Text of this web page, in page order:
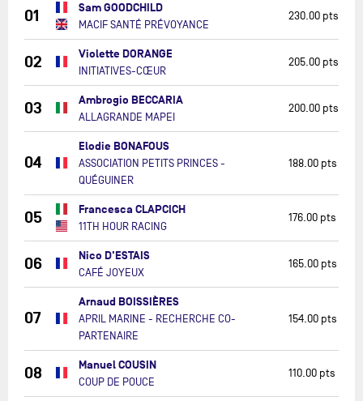
01 Sam GOODCHILD
MACIF SANTÉ PRÉVOYANCE
230.00 pts
02 Violette DORANGE
INITIATIVES-CŒUR
205.00 pts
03 Ambrogio BECCARIA
ALLAGRANDE MAPEI
200.00 pts
04
Elodie BONAFOUS
ASSOCIATION PETITS PRINCES -
QUÉGUINER
188.00 pts
05 Francesca CLAPCICH
11TH HOUR RACING
176.00 pts
06 Nico D'ESTAIS
CAFÉ JOYEUX
165.00 pts
07
Arnaud BOISSIÈRES
APRIL MARINE - RECHERCHE CO-
PARTENAIRE
154.00 pts
08 Manuel COUSIN
COUP DE POUCE
110.00 pts